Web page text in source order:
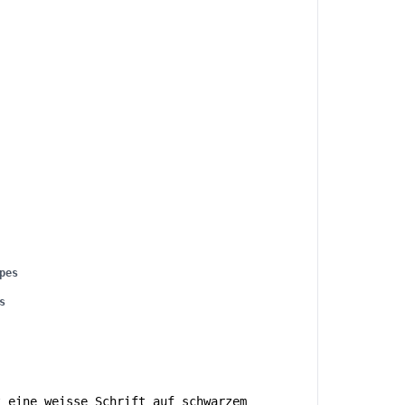
eine weisse Schrift auf schwarzem